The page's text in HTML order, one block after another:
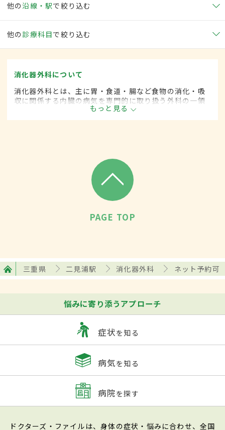
他の沿線・駅で絞り込む
他の 診療科目で絞り込む
消化器外科について
消化器外科とは、主に胃・食道・腸など食物の消化・吸
収に関係する内臓の病気を専門的に取り扱う外科の一領
域です。平成20年4月の制度改正前は、消化器科と呼ば
れていました。
もっと見る
PAGE TOP
三重県 二見浦駅 消化器外科 ネット予約可
悩みに寄り添うアプローチ
症状を知る
病気を知る
病院を探す
ドクターズ・ファイルは、身体の症状・悩みに合わせ、全国